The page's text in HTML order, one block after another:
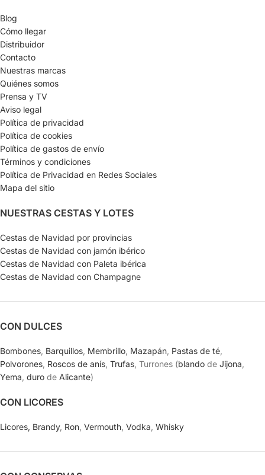
Blog
Cómo llegar
Distribuidor
Contacto
Nuestras marcas
Quiénes somos
Prensa y TV
Aviso legal
Política de privacidad
Política de cookies
Política de gastos de envío
Términos y condiciones
Política de Privacidad en Redes Sociales
Mapa del sitio
NUESTRAS CESTAS Y LOTES
Cestas de Navidad por provincias
Cestas de Navidad con jamón ibérico
Cestas de Navidad con Paleta ibérica
Cestas de Navidad con Champagne
CON DULCES
Bombones Barquillos Membrillo Mazapán Pastas de té
Polvorones Roscos de anís Trufas , Turrones (blando de Jijona
Yema duro de Alicante)
CON LICORES
Licores, Brandy, Ron Vermouth Vodka Whisky